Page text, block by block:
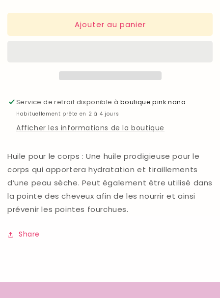
quantité
Huile
quantité
Huile
Ajouter au panier
Service de retrait disponible à boutique pink nana
Habituellement prête en 2 à 4 jours
Afficher les informations de la boutique
Huile pour le corps : Une huile prodigieuse pour le
corps qui apportera hydratation et tiraillements
d’une peau sèche. Peut également être utilisé dans
la pointe des cheveux afin de les nourrir et ainsi
prévenir les pointes fourchues.
Share